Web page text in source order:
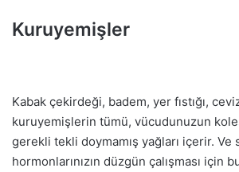
Kuruyemişler
Kabak çekirdeği, badem, yer fıstığı,
kuruyemişlerin tümü, vücudunuzun
gerekli tekli doymamış yağları içerir. Ve
hormonlarınızın düzgün çalışması için